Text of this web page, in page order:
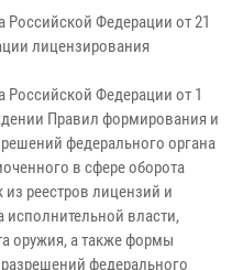
Российской Федерации от 21
лицензирования
Российской Федерации от 1
Правил формирования и
федерального органа
в сфере оборота
реестров лицензий и
исполнительной власти,
оружия, а также формы
федерального